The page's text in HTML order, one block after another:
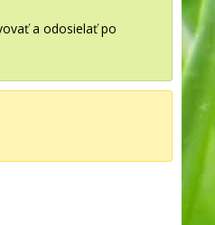
a odosielať po